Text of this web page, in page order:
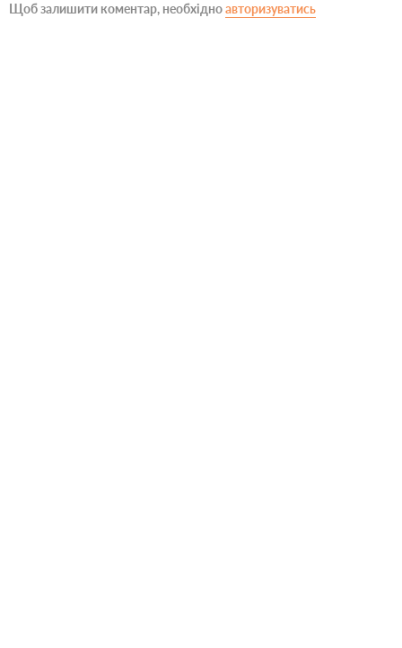
Щоб залишити коментар, необхідноавторизуватись